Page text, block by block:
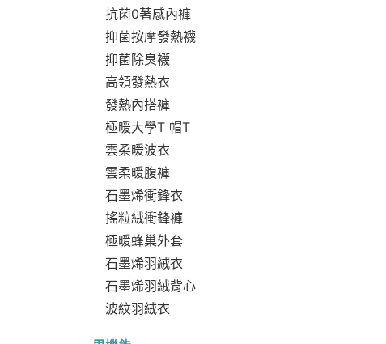
抗菌0著感內褲
抑菌按摩發熱襪
抑菌除臭襪
高領發熱衣
發熱內搭褲
極暖大學T 帽T
雲柔暖波衣
雲柔暖腹褲
石墨烯衝鋒衣
搖粒絨衝鋒褲
極暖蜂巢外套
石墨烯羽絨衣
石墨烯羽絨背心
波紋羽絨衣